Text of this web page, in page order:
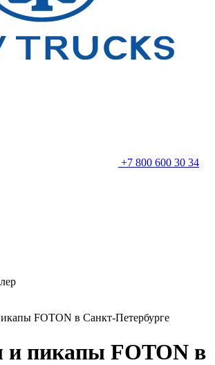
+7 800 600 30 34
FOTON в Санкт-Петербурге
пикапы FOTON в